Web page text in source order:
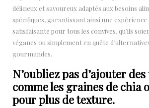
délicieux et savoureux adaptés aux besoins
spécifiques, garantissant ainsi une expérience
satisfaisante pour tous les convives, qu’ils
véganes ou simplement en quête
gourmandes.
N’oubliez pas d’ajouter
comme les graines de chia
pour plus de texture.